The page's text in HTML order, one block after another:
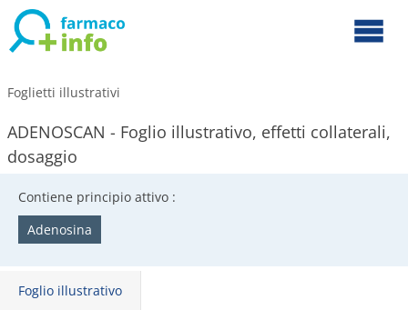
Foglietti illustrativi
ADENOSCAN - Foglio illustrativo, effetti collaterali,
dosaggio
Contiene principio attivo :
Adenosina
Foglio illustrativo